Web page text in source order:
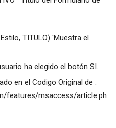
TITULO) 'Muestra el
ha elegido el botón SI.
en el Codigo Original de :
features/msaccess/article.ph